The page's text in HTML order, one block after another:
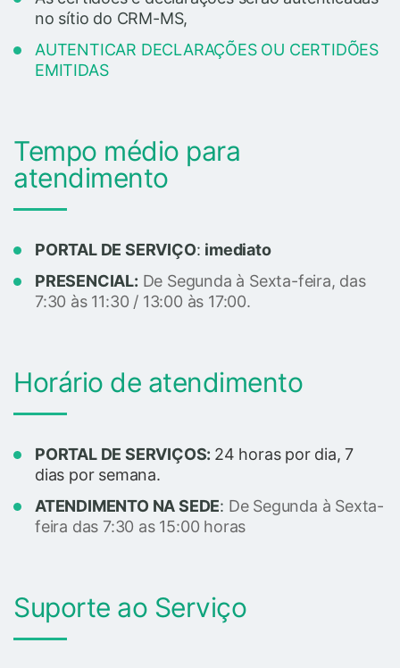
no sítio do CRM-MS,
AUTENTICAR DECLARAÇÕES OU CERTIDÕES
EMITIDAS
Tempo médio para
atendimento
PORTAL DE SERVIÇO: imediato
PRESENCIAL: De Segunda à Sexta-feira, das
7:30 às 11:30 / 13:00 às 17:00.
Horário de atendimento
PORTAL DE SERVIÇOS: 24 horas por dia, 7
dias por semana.
ATENDIMENTO NA SEDE: De Segunda à Sexta-
feira das 7:30 as 15:00 horas
Suporte ao Serviço